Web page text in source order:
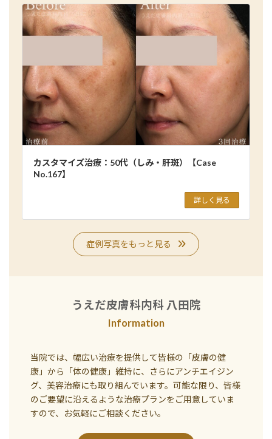
カスタマイズ治療：50代（しみ・肝斑）【Case
No.167】
詳しく見る
症例写真をもっと見る
うえだ皮膚科内科 八田院
Information
当院では、幅広い治療を提供して皆様の「皮膚の健
康」から「体の健康」維持に、さらにアンチエイジン
グ、美容治療にも取り組んでいます。可能な限り、皆様
のご要望に沿えるような治療プランをご用意していま
すので、お気軽にご相談ください。